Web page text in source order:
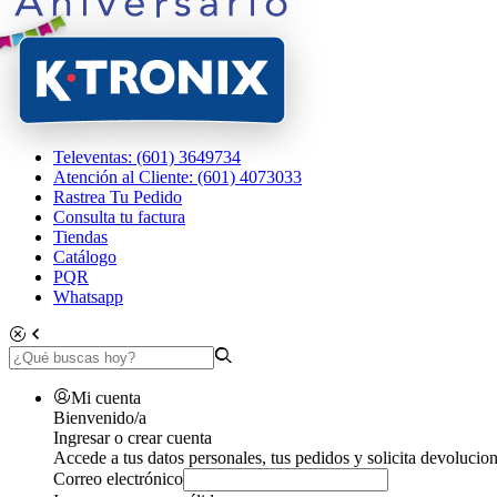
Televentas: (601) 3649734
Atención al Cliente: (601) 4073033
Rastrea Tu Pedido
Consulta tu factura
Tiendas
Catálogo
PQR
Whatsapp
Mi cuenta
Bienvenido/a
Ingresar o crear cuenta
Accede a tus datos personales, tus pedidos y solicita
Correo electrónico